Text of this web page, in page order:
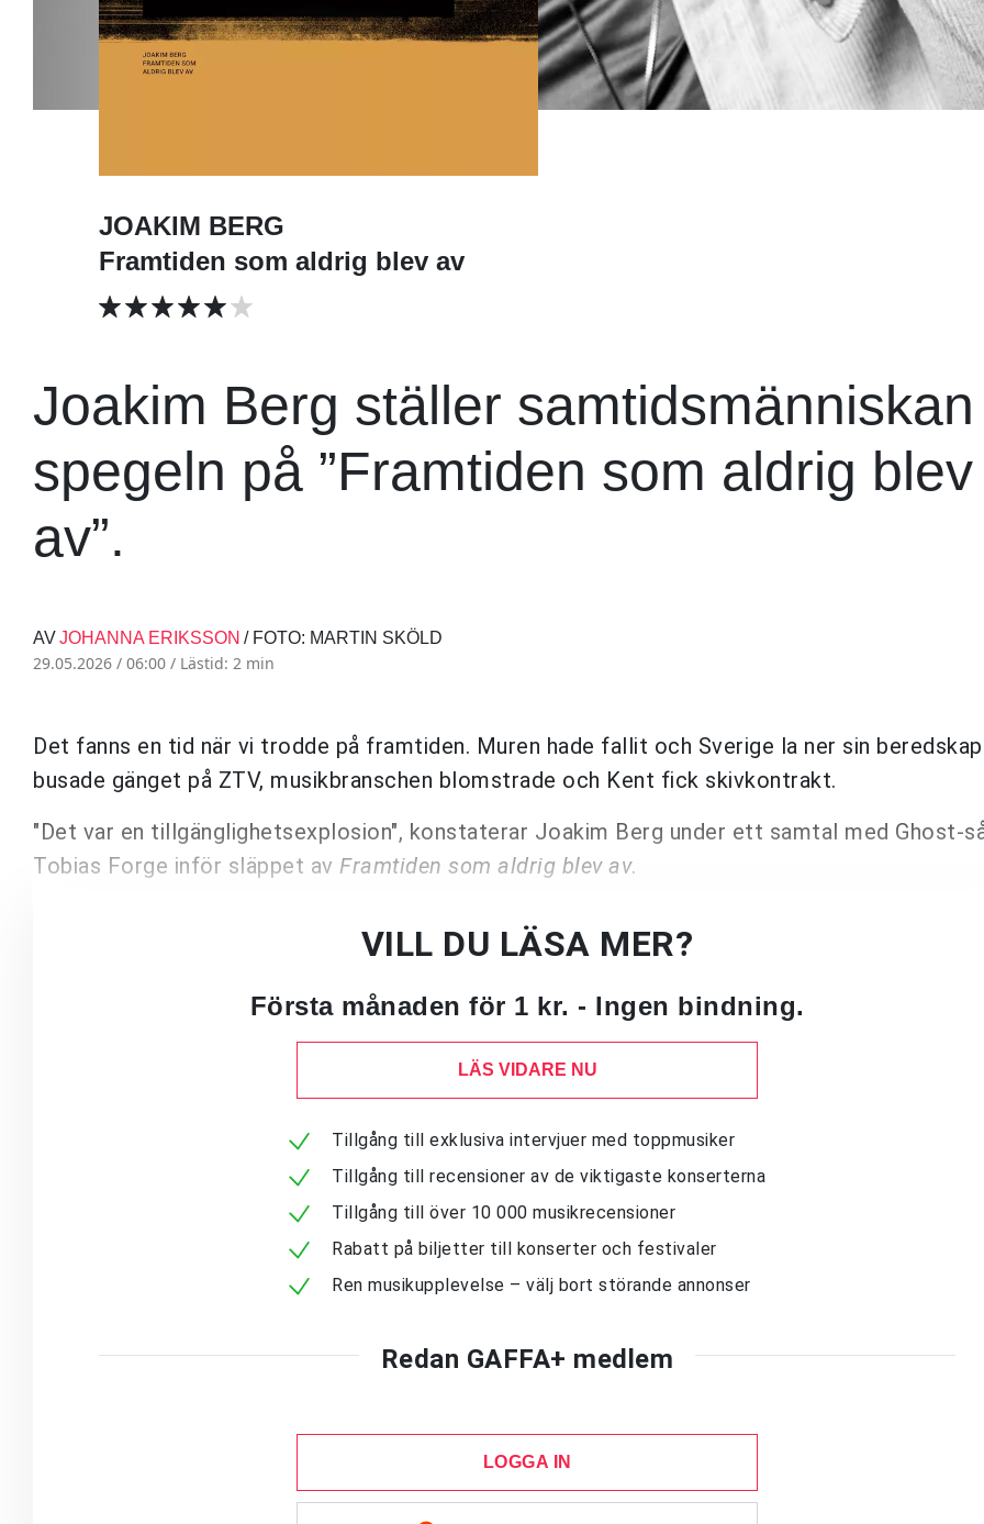
JOAKIM BERG
Framtiden som aldrig blev av
Joakim Berg ställer
spegeln på ”Framtiden som aldrig blev
av”.
AVJOHANNA ERIKSSON / FOTO: MARTIN SKÖLD
29.05.2026 / 06:00 / Lästid: 2 min
Det fanns en tid när vi trodde på framtiden. Muren hade fallit och Sverige la ner sin
busade gänget på ZTV, musikbranschen blomstrade och Kent fick skivkontrakt.
"Det var en tillgänglighetsexplosion", konstaterar Joakim Berg under ett samtal med Ghost-
Tobias Forge inför släppet av Framtiden som aldrig blev av.
VILL DU LÄSA MER?
Första månaden för 1 kr. - Ingen bindning.
LÄS VIDARE NU
Tillgång till exklusiva intervjuer med toppmusiker
Tillgång till recensioner av de viktigaste konserterna
Tillgång till över 10 000 musikrecensioner
Rabatt på biljetter till konserter och festivaler
Ren musikupplevelse – välj bort störande annonser
Redan GAFFA+ medlem
LOGGA IN